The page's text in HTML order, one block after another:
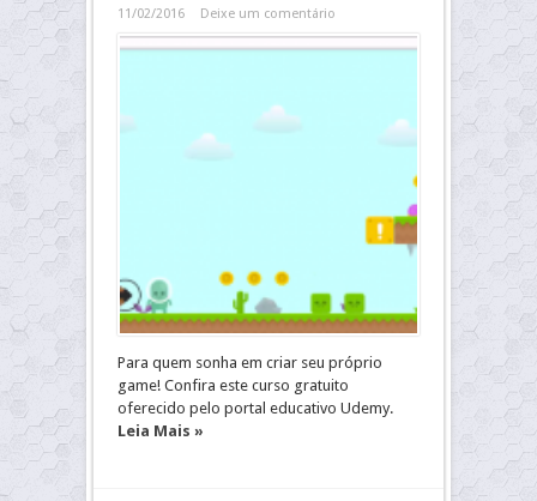
11/02/2016 Deixe um comentário
Para quem sonha em criar seu próprio
game! Confira este curso gratuito
oferecido pelo portal educativo Udemy.
Leia Mais »